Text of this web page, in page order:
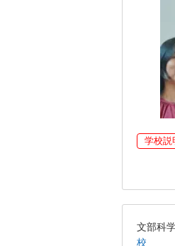
学校説
文部科
校